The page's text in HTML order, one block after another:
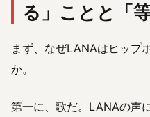
る」ことと「
まず、なぜLANAはヒップ
か。
第一に、歌だ。LANAの声